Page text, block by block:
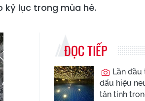
kỷ lục trong mùa hè.
ĐỌC TIẾP
Lần đầu
dấu hiệu
tân tinh